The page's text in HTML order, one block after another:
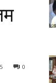
0